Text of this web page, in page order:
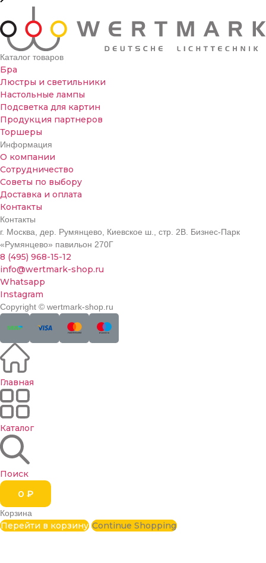
Каталог товаров
Бра
Люстры и светильники
Настольные лампы
Подсветка для картин
Продукция партнеров
Торшеры
Информация
О компании
Сотрудничество
Советы по выбору
Доставка и оплата
Контакты
Контакты
г. Москва, дер. Румянцево, Киевское ш., стр. 2В. Бизнес-Парк
«Румянцево» павильон 270Г
8 (495) 968-15-12
info@wertmark-shop.ru
Whatsapp
Instagram
Copyright © wertmark-shop.ru
Главная
Каталог
Поиск
0 ₽
Корзина
Перейти в корзину Continue Shopping